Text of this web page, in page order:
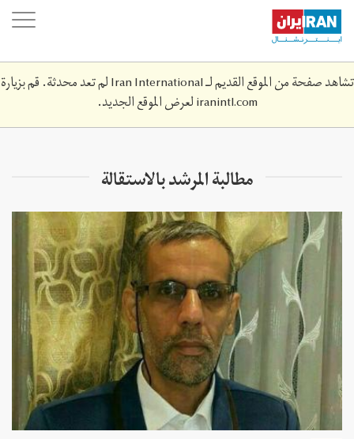
Skip
main
content
تشاهد صفحة من الموقع القديم لـ Iran International لم تعد محدثة. قم بزيارة
iranintl.comلعرض الموقع الجديد.
مطالبة المرشد بالاستقالة